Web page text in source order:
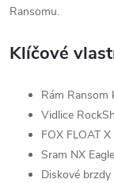
Ransomu.
Klíčové
Rám Ransom
Vidlice
FOX FLOAT
Sram NX
Diskové